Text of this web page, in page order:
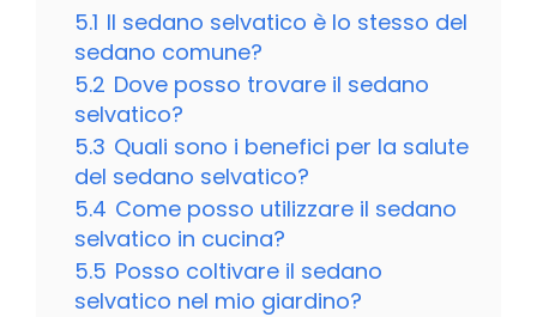
5.1 Il sedano selvatico è lo stesso del
sedano comune?
5.2 Dove posso trovare il sedano
selvatico?
5.3 Quali sono i benefici per la salute
del sedano selvatico?
5.4 Come posso utilizzare il sedano
selvatico in cucina?
5.5 Posso coltivare il sedano
selvatico nel mio giardino?